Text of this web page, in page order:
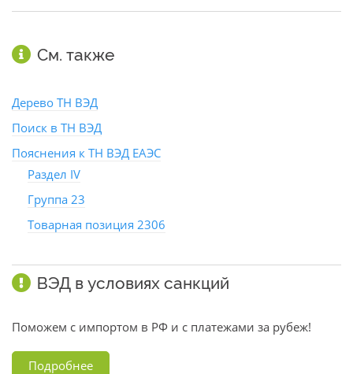
См. также
Дерево ТН ВЭД
Поиск в ТН ВЭД
Пояснения к ТН ВЭД ЕАЭС
Раздел IV
Группа 23
Товарная позиция 2306
ВЭД в условиях санкций
Поможем с импортом в РФ и с платежами за рубеж!
Подробнее